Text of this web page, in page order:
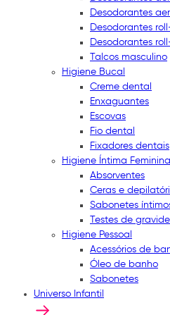
Desodorantes
Desodorantes
Desodorantes
Talcos masculino
Higiene Bucal
Creme dental
Enxaguantes
Escovas
Fio dental
Fixadores dentais
Higiene Íntima Feminina
Absorventes
Ceras e
Sabonetes
Testes de
Higiene Pessoal
Acessórios de
Óleo de banho
Sabonetes
Universo Infantil